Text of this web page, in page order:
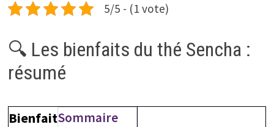
5/5 - (1 vote)
🔍 Les bienfaits du thé Sencha :
résumé
BienfaitSommaire